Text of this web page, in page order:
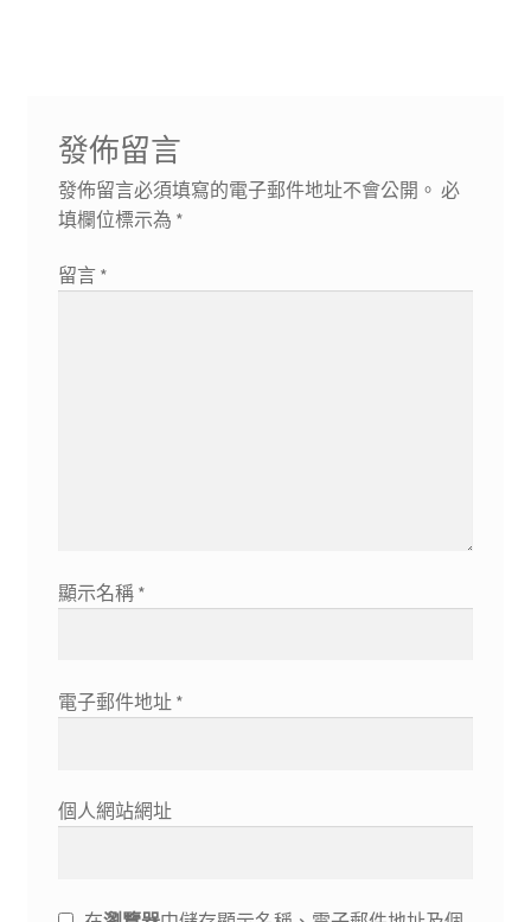
發佈留言
發佈留言必須填寫的電子郵件地址不會公開。 必
填欄位標示為 *
留言 *
顯示名稱 *
電子郵件地址 *
個人網站網址